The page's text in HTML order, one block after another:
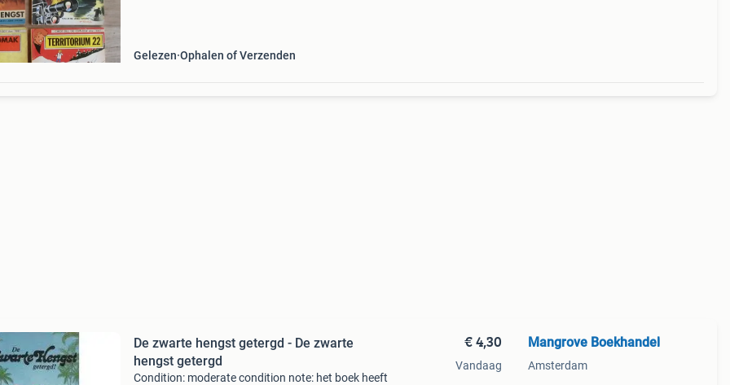
Gelezen Ophalen of Verzenden
De zwarte hengst getergd - De zwarte
hengst getergd
Condition: moderate condition note: het boek heeft
€ 4,30
Vandaag
Mangrove Boekhandel
Amsterdam